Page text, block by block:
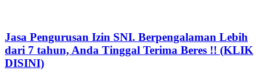
Jasa Pengurusan Izin SNI. Berpengalaman Lebih
dari 7 tahun, Anda Tinggal Terima Beres !! (KLIK
DISINI)